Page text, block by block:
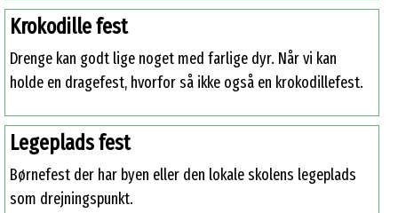
Krokodille fest
Drenge kan godt lige noget med farlige dyr. Når vi kan
holde en dragefest, hvorfor så ikke også en krokodillefest.
Legeplads fest
Børnefest der har byen eller den lokale skolens legeplads
som drejningspunkt.